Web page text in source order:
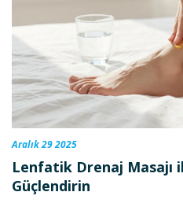
Aralık 29 2025
Lenfatik Drenaj Masajı ile
Güçlendirin